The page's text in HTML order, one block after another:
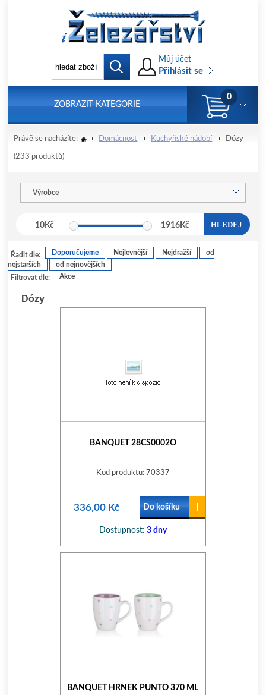
Můj účet
Přihlásit se
ZOBRAZIT KATEGORIE
0
Právě se nacházíte: Domácnost Kuchyňské nádobí Dózy
(233 produktů)
Výrobce
10Kč 1916 Kč HLEDEJ
Filtrovat dle: Akce
Řadit dle: Doporučujeme Nejlevnější Nejdražší
od
nejstarších
od nejnovějších
Dózy
BANQUET 28CS0002O
Kod produktu: 70337
336,00 Kč Do košíku
Dostupnost: 3 dny
BANQUET HRNEK PUNTO 370 ML